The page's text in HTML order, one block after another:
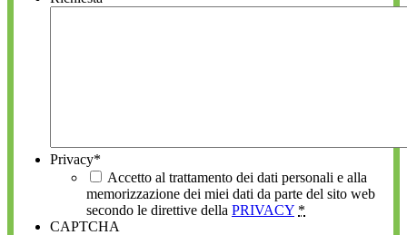
Privacy*
Accetto al trattamento dei dati personali e alla
memorizzazione dei miei dati da parte del sito web
secondo le direttive della PRIVACY *
CAPTCHA